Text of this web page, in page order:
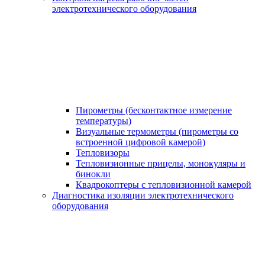
электротехнического оборудования
Пирометры (бесконтактное измерение
температуры)
Визуальные термометры (пирометры со
встроенной цифровой камерой)
Тепловизоры
Тепловизионные прицелы, монокуляры и
бинокли
Квадрокоптеры с тепловизионной камерой
Диагностика изоляции электротехнического
оборудования